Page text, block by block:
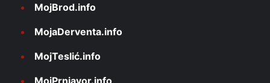
MojBrod.info
MojaDerventa.info
MojTeslić.info
MojPrnjavor.info